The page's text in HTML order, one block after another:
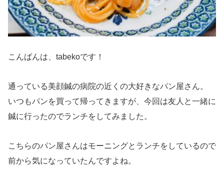
こんばんは、tabekoです！
通っている美顔鍼の病院の近くの大好きなパン屋さん。
いつもパンを買って帰ってきますが、今回は友人と一緒に
鍼に行ったのでランチをしてみました。
こちらのパン屋さんはモーニングとランチをしているので
前から気になっていたんですよね。